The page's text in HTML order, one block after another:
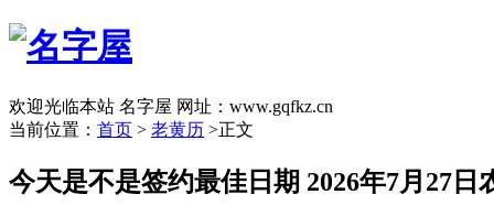
欢迎光临本站 名字屋 网址：www.gqfkz.cn
当前位置： 首页 > 老黄历 >正文
今天是不是签约最佳日期 2026年7月27